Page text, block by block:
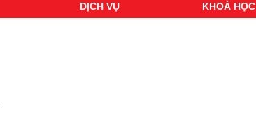
DỊCH VỤ KHOÁ HỌC